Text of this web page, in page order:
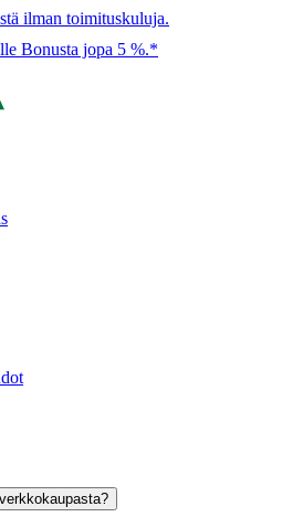
ilman toimituskuluja.
Bonusta jopa 5 %.*